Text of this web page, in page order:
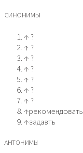
СИНОНИМЫ
↑ ?
↑ ?
↑ ?
↑ ?
↑ ?
↑ ?
↑ ?
↑рекомендовать
↑задавть
АНТОНИМЫ